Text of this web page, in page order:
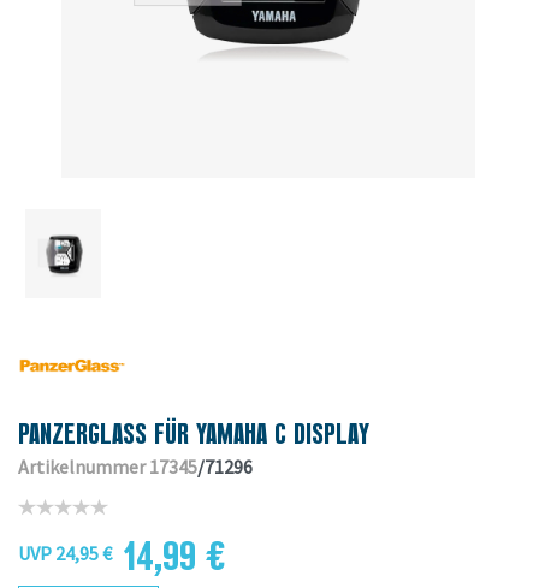
PANZERGLASS FÜR YAMAHA C DISPLAY
Artikelnummer 17345/71296
UVP 24,95 € 14,99 €